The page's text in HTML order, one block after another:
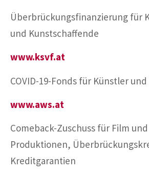
Überbrückungsfinanzierung für
und Kunstschaffende
www.ksvf.at
COVID-19-Fonds für Künstler
www.aws.at
Comeback-Zuschuss für Film und
Produktionen,
Kreditgarantien